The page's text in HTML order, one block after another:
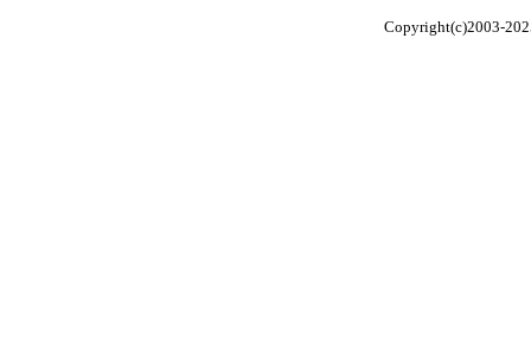
Copyright(c)2003-